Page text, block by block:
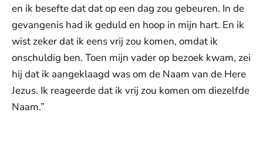
en ik besefte dat dat op een dag zou gebeuren. In de
gevangenis had ik geduld en hoop in mijn hart. En ik
wist zeker dat ik eens vrij zou komen, omdat ik
onschuldig ben. Toen mijn vader op bezoek kwam, zei
hij dat ik aangeklaagd was om de Naam van de Here
Jezus. Ik reageerde dat ik vrij zou komen om diezelfde
Naam.”